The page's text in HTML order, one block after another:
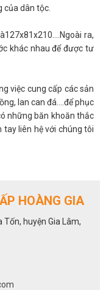
của dân tộc.
ra,
khác nhau để được tư
việc cung cấp các sản
lan can đá....để phục
những băn khoăn thắc
liên hệ với chúng tôi
HOÀNG GIA
huyện Gia Lâm,